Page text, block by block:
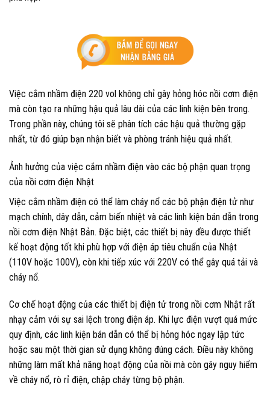
Việc cắm nhầm điện 220 vol không chỉ gây hỏng hóc nồi cơm điện
mà còn tạo ra những hậu quả lâu dài của các linh kiện bên trong.
Trong phần này, chúng tôi sẽ phân tích các hậu quả thường gặp
nhất, từ đó giúp bạn nhận biết và phòng tránh hiệu quả nhất.
Ảnh hưởng của việc cắm nhầm điện vào các bộ phận quan trọng
của nồi cơm điện Nhật
Việc cắm nhầm điện có thể làm cháy nổ các bộ phận điện tử như
mạch chính, dây dẫn, cảm biến nhiệt và các linh kiện bán dẫn trong
nồi cơm điện Nhật Bản. Đặc biệt, các thiết bị này đều được thiết
kế hoạt động tốt khi phù hợp với điện áp tiêu chuẩn của Nhật
(110V hoặc 100V), còn khi tiếp xúc với 220V có thể gây quá tải và
cháy nổ.
Cơ chế hoạt động của các thiết bị điện tử trong nồi cơm Nhật rất
nhạy cảm với sự sai lệch trong điện áp. Khi lực điện vượt quá mức
quy định, các linh kiện bán dẫn có thể bị hỏng hóc ngay lập tức
hoặc sau một thời gian sử dụng không đúng cách. Điều này không
những làm mất khả năng hoạt động của nồi mà còn gây nguy hiểm
về cháy nổ, rò rỉ điện, chập cháy từng bộ phận.